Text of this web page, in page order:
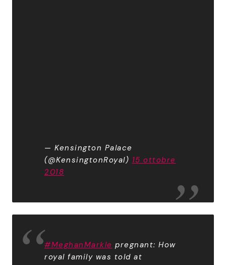
— Kensington Palace
(@KensingtonRoyal) 15 ottobre
2018
#MeghanMarkle pregnant: How
royal family was told at